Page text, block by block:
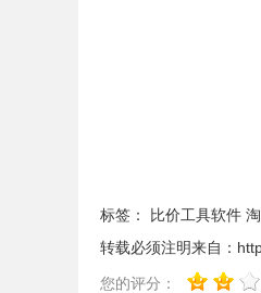
标签： 比价工具软件
转载必须注明来自：
您的评分：